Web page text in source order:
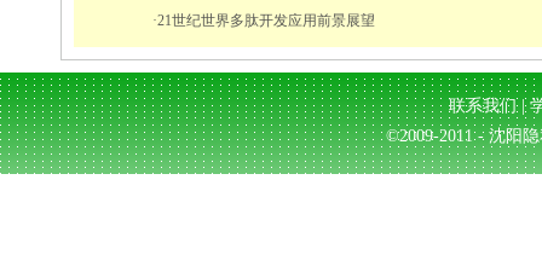
·21世纪世界多肽开发应用前景展望
联系我们|
©2009-2011 - 沈阳